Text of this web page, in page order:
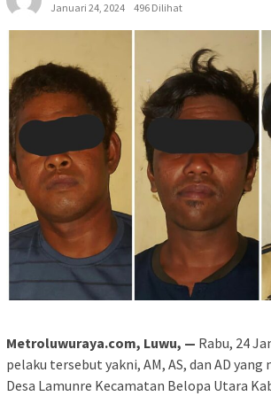
Januari 24, 2024
496 Dilihat
Metroluwuraya.com, Luwu, — Rabu, 24
pelaku tersebut yakni, AM, AS, dan AD yang
Desa Lamunre Kecamatan Belopa Utara